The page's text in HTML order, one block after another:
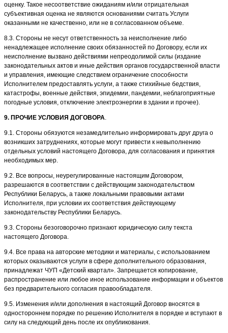
оценку. Такое несоответствие ожиданиям и/или отрицательная
субъективная оценка не являются основаниями считать Услуги
оказанными не качественно, или не в согласованном объеме.
8.3. Стороны не несут ответственность за неисполнение либо
ненадлежащее исполнение своих обязанностей по Договору, если их
неисполнение вызвано действиями непреодолимой силы (издание
законодательных актов и иные действия органов государственной власти
и управления, имеющие следствием ограничение способности
Исполнителем предоставлять услуги, а также стихийные бедствия,
катастрофы, военные действия, эпидемии, пандемии, неблагоприятные
погодные условия, отключение электроэнергии в здании и прочее).
9. ПРОЧИЕ УСЛОВИЯ ДОГОВОРА
9.1. Стороны обязуются незамедлительно информировать друг друга о
возникших затруднениях, которые могут привести к невыполнению
отдельных условий настоящего Договора, для согласования и принятия
необходимых мер.
9.2. Все вопросы, неурегулированные настоящим Договором,
разрешаются в соответствии с действующим законодательством
Республики Беларусь, а также локальными правовыми актами
Исполнителя, при условии их соответствия действующему
законодательству Республики Беларусь.
9.3. Стороны безоговорочно признают юридическую силу текста
настоящего Договора.
9.4. Все права на авторские методики и материалы, с использованием
которых оказываются услуги в сфере дополнительного образования,
принадлежат ЧУП «Детский квартал». Запрещается копирование,
распространение или любое иное использование информации и объектов
без предварительного согласия правообладателя.
9.5. Изменения и/или дополнения в настоящий Договор вносятся в
одностороннем порядке по решению Исполнителя в порядке и вступают в
силу на следующий день после их опубликования.